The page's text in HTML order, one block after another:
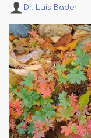
Dr. Luis Bader